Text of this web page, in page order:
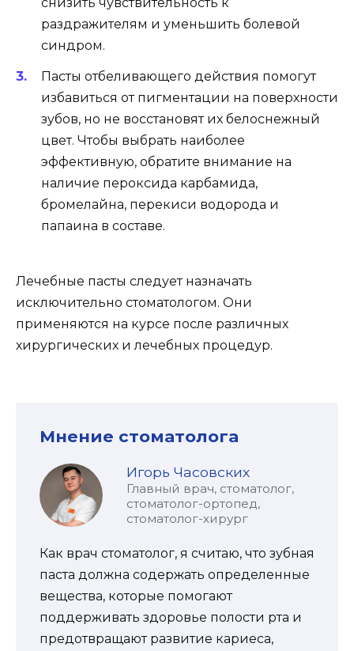
снизить чувствительность к
раздражителям и уменьшить болевой
синдром.
Пасты отбеливающего действия помогут
избавиться от пигментации на поверхности
зубов, но не восстановят их белоснежный
цвет. Чтобы выбрать наиболее
эффективную, обратите внимание на
наличие пероксида карбамида,
бромелайна, перекиси водорода и
папаина в составе.
Лечебные пасты следует назначать
исключительно стоматологом. Они
применяются на курсе после различных
хирургических и лечебных процедур.
Мнение стоматолога
Игорь Часовских
Главный врач, стоматолог,
стоматолог-ортопед,
стоматолог-хирург
Как врач стоматолог, я считаю, что зубная
паста должна содержать определенные
вещества, которые помогают
поддерживать здоровье полости рта и
предотвращают развитие кариеса,